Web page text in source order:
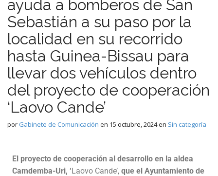
ayuda a bomberos de San
Sebastián a su paso por la
localidad en su recorrido
hasta Guinea-Bissau para
llevar dos vehículos dentro
del proyecto de cooperación
‘Laovo Cande’
por Gabinete de Comunicación en 15 octubre, 2024en Sin categoría
El proyecto de cooperación al desarrollo en la aldea
Camdemba-Uri, ‘Laovo Cande’, que el Ayuntamiento de